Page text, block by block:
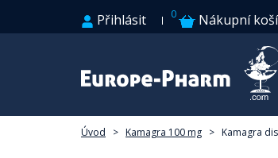
Přihlásit 0 Nákupní
Úvod > Kamagra 100 mg > Kamagra